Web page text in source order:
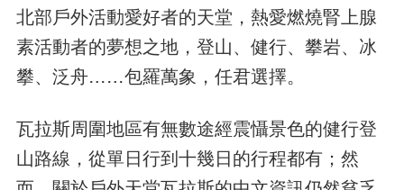
北部戶外活動愛好者的天堂，熱愛燃燒腎上腺
素活動者的夢想之地，登山、健行、攀岩、冰
攀、泛舟……包羅萬象，任君選擇。
瓦拉斯周圍地區有無數途經震懾景色的健行登
山路線，從單日行到十幾日的行程都有；然